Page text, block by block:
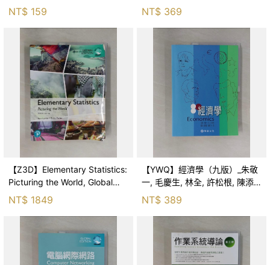
NT$ 159
克·達爾曼
NT$ 369
【Z3D】Elementary Statistics:
Picturing the World, Global
Edition_Ron
NT$ 1849
【YWQ】經濟學（九版）_朱敬
一, 毛慶生, 林全, 許松根, 陳添
枝, 陳思寬, 黃朝熙
NT$ 389